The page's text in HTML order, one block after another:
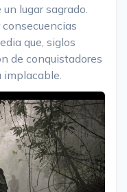
lugar sagrado.
que, siglos
de conquistadores